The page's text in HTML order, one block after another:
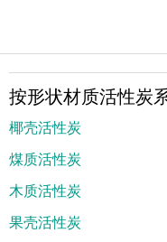
按形状材质活性炭
椰壳活性炭
煤质活性炭
木质活性炭
果壳活性炭